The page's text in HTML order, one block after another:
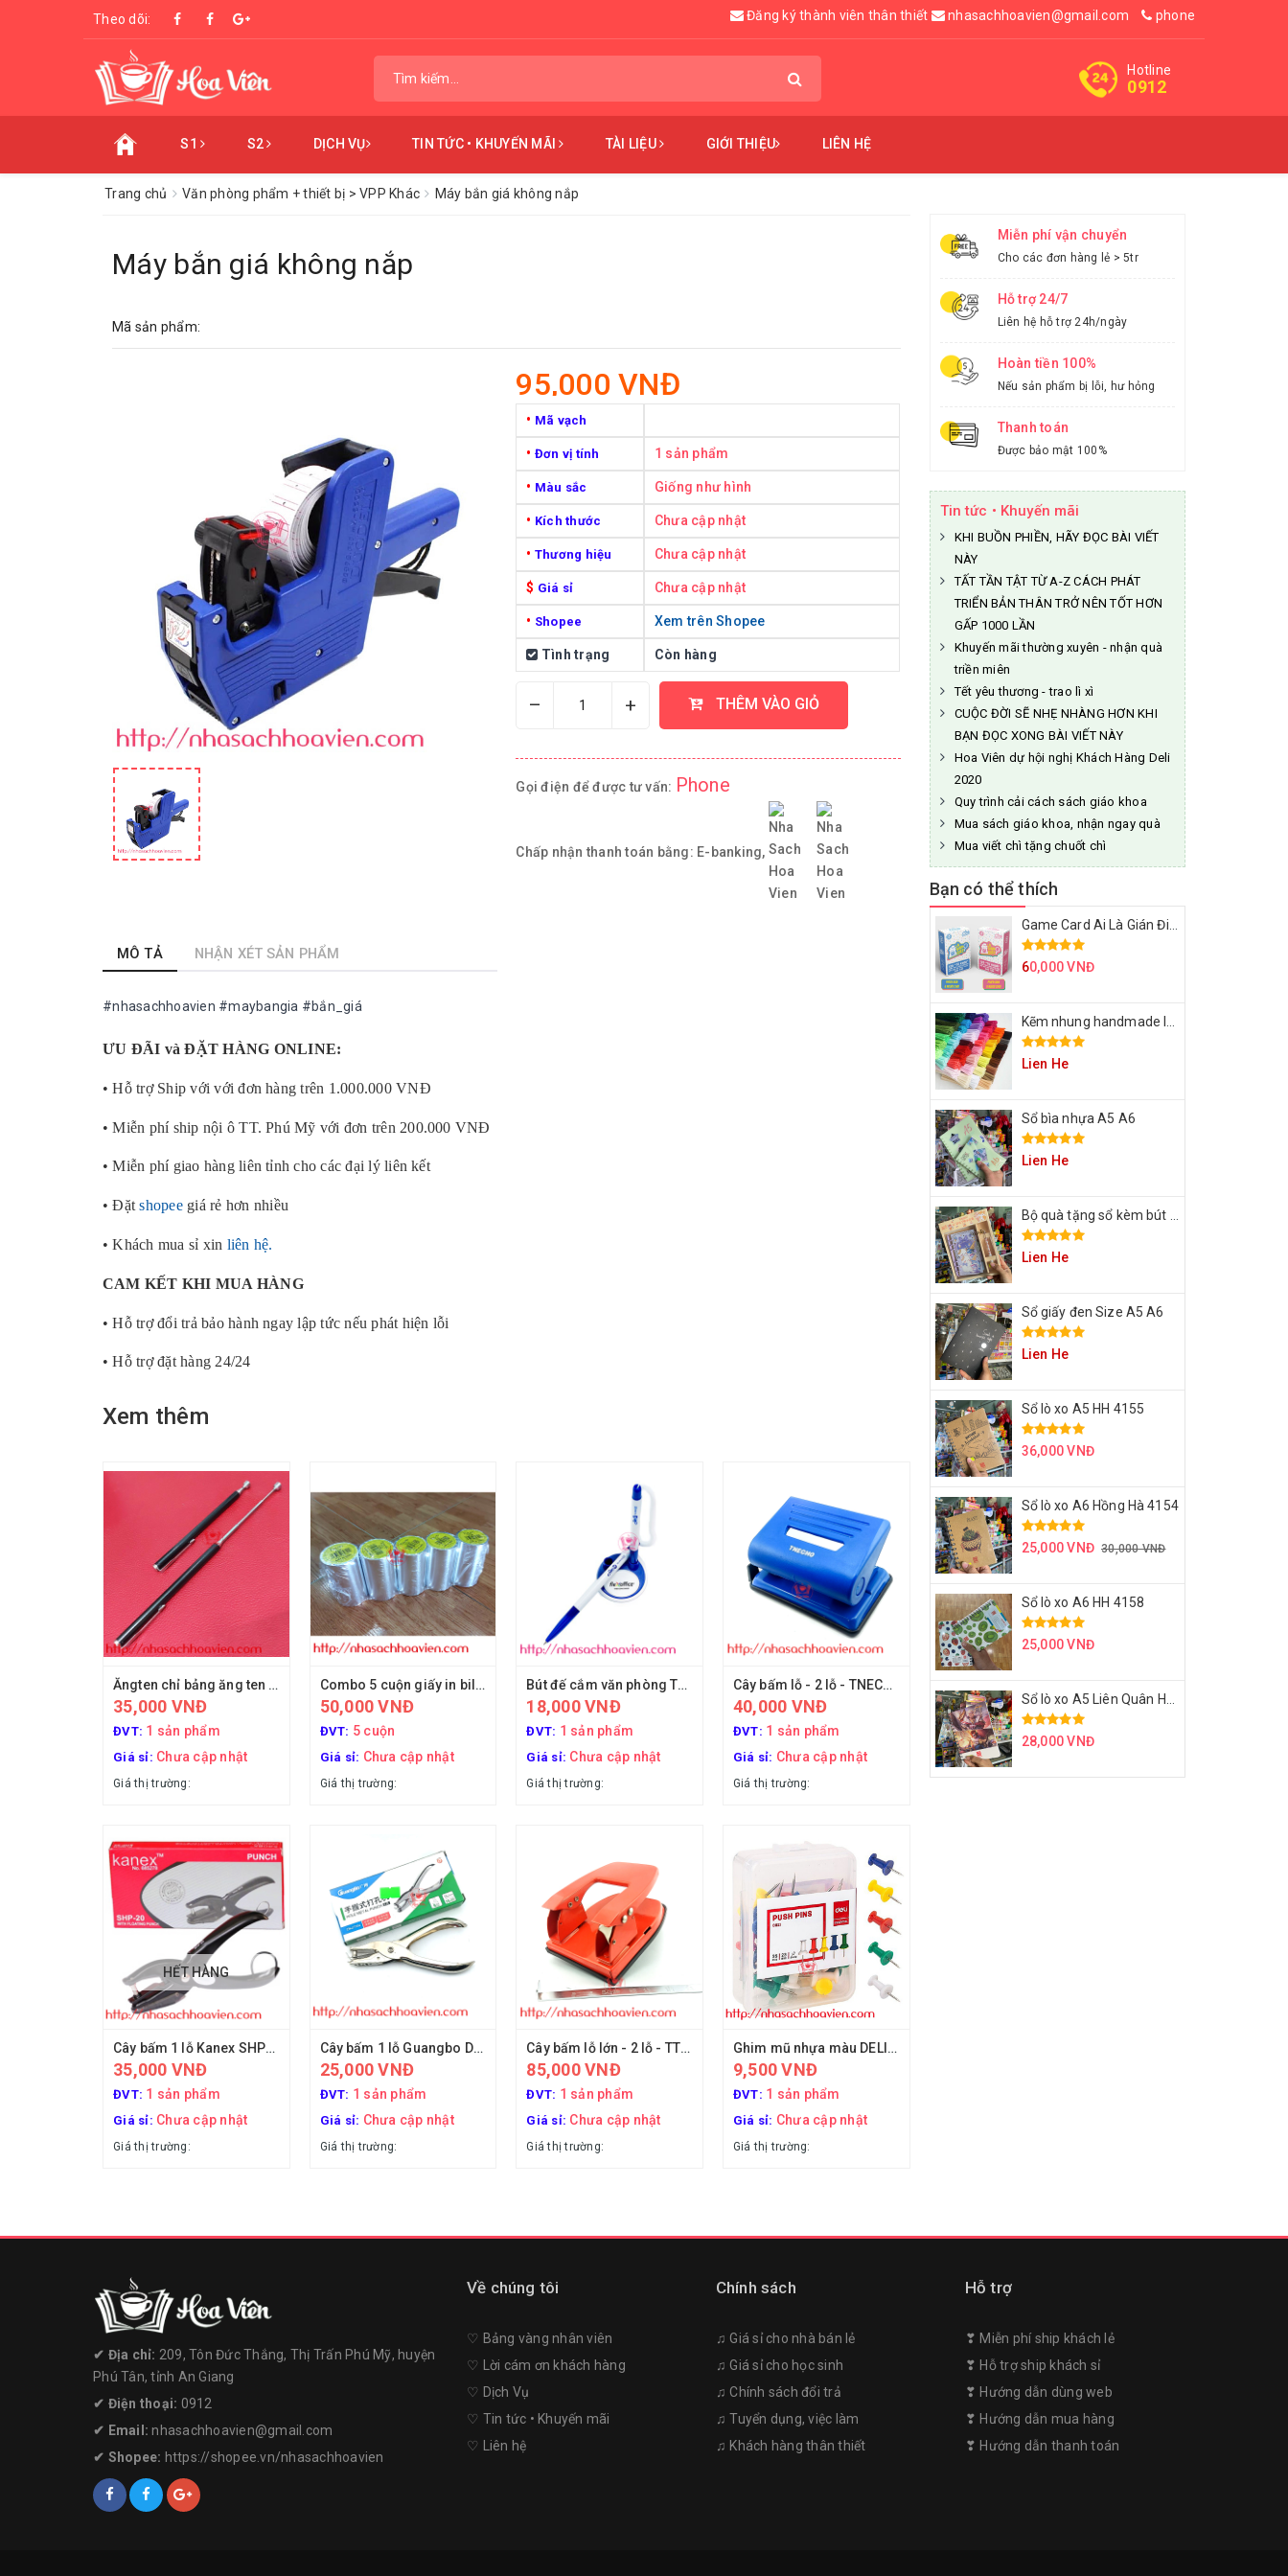
Theo dõi: Đăng ký thành viên thân thiết nhasachhoavien@gmail.com phone
Hotline
0912
S1 S2 DỊCH VỤ TIN TỨC • KHUYẾN MÃI TÀI LIỆU GIỚI THIỆU LIÊN HỆ
Trang chủ Văn phòng phẩm + thiết bị > VPP Khác Máy bắn giá không nắp
Máy bắn giá không nắp
Mã sản phẩm:
95,000 VNĐ
• Mã vạch
• Đơn vị tính 1 sản phẩm
• Màu sắc Giống như hình
• Kích thước Chưa cập nhật
• Thương hiệu Chưa cập nhật
$ Giá sỉ Chưa cập nhật
• Shopee Xem trên Shopee
Tình trạng Còn hàng
– + THÊM VÀO GIỎ
Gọi điện để được tư vấn: Phone
Chấp nhận thanh toán bằng: E-banking,
MÔ TẢ NHẬN XÉT SẢN PHẨM
#nhasachhoavien #maybangia #bắn_giá
ƯU ĐÃI và ĐẶT HÀNG ONLINE:
• Hỗ trợ Ship với với đơn hàng trên 1.000.000 VNĐ
• Miễn phí ship nội ô TT. Phú Mỹ với đơn trên 200.000 VNĐ
• Miễn phí giao hàng liên tỉnh cho các đại lý liên kết
• Đặtshopeegiá rẻ hơn nhiều
• Khách mua sỉ xin liên hệ.
CAM KẾT KHI MUA HÀNG
• Hỗ trợ đổi trả bảo hành ngay lập tức nếu phát hiện lỗi
• Hỗ trợ đặt hàng 24/24
Xem thêm
Ăngten chỉ bảng ăng ten vắt túi
35,000 VNĐ
ĐVT: 1 sản phẩm
Giá sỉ: Chưa cập nhật
Giá thị trường:
Combo 5 cuộn giấy in bill Eras E740
50,000 VNĐ
ĐVT: 5 cuộn
Giá sỉ: Chưa cập nhật
Giá thị trường:
Bút đế cắm văn phòng Thiên Long FO-PH01/VN
18,000 VNĐ
ĐVT: 1 sản phẩm
Giá sỉ: Chưa cập nhật
Giá thị trường:
Cây bấm lỗ - 2 lỗ - TNECHO 837
40,000 VNĐ
ĐVT: 1 sản phẩm
Giá sỉ: Chưa cập nhật
Giá thị trường:
HẾT HÀNG
Cây bấm 1 lỗ Kanex SHP-20
35,000 VNĐ
ĐVT: 1 sản phẩm
Giá sỉ: Chưa cập nhật
Giá thị trường:
Cây bấm 1 lỗ Guangbo DKJ7704
25,000 VNĐ
ĐVT: 1 sản phẩm
Giá sỉ: Chưa cập nhật
Giá thị trường:
Cây bấm lỗ lớn - 2 lỗ - TTH 3783
85,000 VNĐ
ĐVT: 1 sản phẩm
Giá sỉ: Chưa cập nhật
Giá thị trường:
Ghim mũ nhựa màu DELI 0021
9,500 VNĐ
ĐVT: 1 sản phẩm
Giá sỉ: Chưa cập nhật
Giá thị trường:
Miễn phí vận chuyển
Cho các đơn hàng lẻ > 5tr
Hỗ trợ 24/7
Liên hệ hỗ trợ 24h/ngày
Hoàn tiền 100%
Nếu sản phẩm bị lỗi, hư hỏng
Thanh toán
Được bảo mật 100%
Tin tức • Khuyến mãi
KHI BUỒN PHIỀN, HÃY ĐỌC BÀI VIẾT
NÀY
TẤT TẦN TẬT TỪ A-Z CÁCH PHÁT
TRIỂN BẢN THÂN TRỞ NÊN TỐT HƠN
GẤP 1000 LẦN
Khuyến mãi thường xuyên - nhận quà
triền miên
Tết yêu thương - trao lì xì
CUỘC ĐỜI SẼ NHẸ NHÀNG HƠN KHI
BẠN ĐỌC XONG BÀI VIẾT NÀY
Hoa Viên dự hội nghị Khách Hàng Deli
2020
Quy trình cải cách sách giáo khoa
Mua sách giáo khoa, nhận ngay quà
Mua viết chì tặng chuốt chì
Bạn có thể thích
60,000 VNĐ
Lien He
Sổ bìa nhựa A5 A6
Lien He
Lien He
Sổ giấy đen Size A5 A6
Lien He
Sổ lò xo A5 HH 4155
36,000 VNĐ
Sổ lò xo A6 Hồng Hà 4154
25,000 VNĐ 30,000 VNĐ
Sổ lò xo A6 HH 4158
25,000 VNĐ
28,000 VNĐ
✔︎ Địa chỉ: 209, Tôn Đức Thắng, Thị Trấn Phú Mỹ, huyện
Phú Tân, tỉnh An Giang
✔︎ Điện thoại: 0912
✔︎ Email:nhasachhoavien@gmail.com
✔︎ Shopee: https://shopee.vn/nhasachhoavien
Về chúng tôi
♡︎ Bảng vàng nhân viên
♡︎ Lời cám ơn khách hàng
♡︎ Dịch Vụ
♡︎ Tin tức • Khuyến mãi
♡︎ Liên hệ
Chính sách
♫ Giá sỉ cho nhà bán lẻ
♫ Giá sỉ cho học sinh
♫ Chính sách đổi trả
♫ Tuyển dụng, việc làm
♫ Khách hàng thân thiết
Hỗ trợ
❣︎ Miễn phí ship khách lẻ
❣︎ Hỗ trợ ship khách sỉ
❣︎ Hướng dẫn dùng web
❣︎ Hướng dẫn mua hàng
❣︎ Hướng dẫn thanh toán